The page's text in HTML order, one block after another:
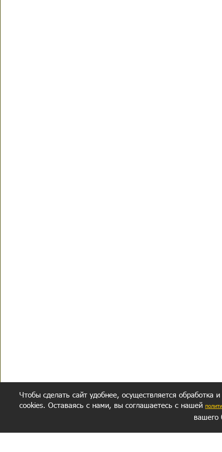
Чтобы сделать сайт удобнее, осуществляется обработка
cookies. Оставаясь с нами, вы соглашаетесь с нашей
вашего